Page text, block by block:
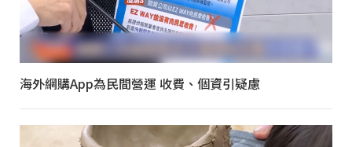
海外網購App為民間營運 收費、個資引疑慮